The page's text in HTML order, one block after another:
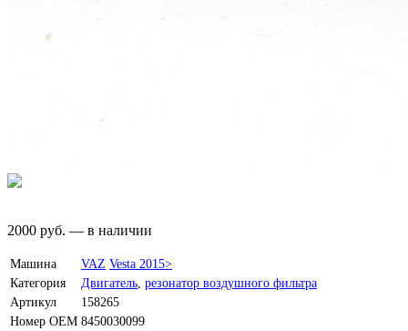
2000 руб. — в наличии
Машина VAZ Vesta 2015>
Категория
Двигатель резонатор воздушного фильтра
Артикул
158265
Номер OEM 8450030099